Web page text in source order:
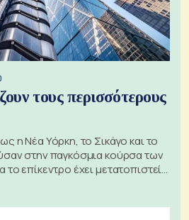
τους περισσότερους
η Νέα Υόρκη, το Σικάγο και το
στην παγκόσμια κούρσα των
επίκεντρο έχει μετατοπιστεί